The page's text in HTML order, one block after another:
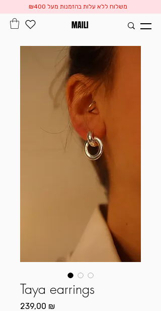
משלוח ללא עלות בהזמנות מעל ₪400
MAILI
Taya earrings
239,00 ₪Prix